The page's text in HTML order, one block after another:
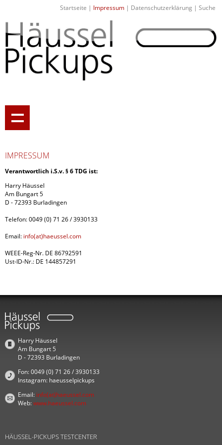
Startseite | Impressum | Datenschutzerklärung | Suche
IMPRESSUM
Verantwortlich i.S.v. § 6 TDG ist:
Harry Häussel
Am Bungart 5
D - 72393 Burladingen
Telefon: 0049 (0) 71 26 / 3930133
Email: info(at)haeussel.com
WEEE-Reg-Nr. DE 86792591
Ust-ID-Nr.: DE 144857291
Harry Häussel
Am Bungart 5
D - 72393 Burladingen
Fon: 0049 (0) 71 26 / 3930133
Instagram: haeusselpickups
Email: info(at)haeussel.com
Web:www.haeussel.com
HÄUSSEL-PICKUPS TESTCENTER